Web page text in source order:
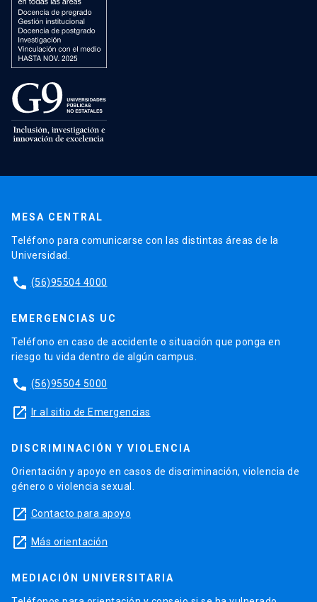
MESA CENTRAL
Teléfono para comunicarse con las distintas áreas de la
Universidad.
phone (56)95504 4000
EMERGENCIAS UC
Teléfono en caso de accidente o situación que ponga en
riesgo tu vida dentro de algún campus.
phone (56)95504 5000
launch Ir al sitio de Emergencias
DISCRIMINACIÓN Y VIOLENCIA
Orientación y apoyo en casos de discriminación, violencia de
género o violencia sexual.
launch Contacto para apoyo
launch Más orientación
MEDIACIÓN UNIVERSITARIA